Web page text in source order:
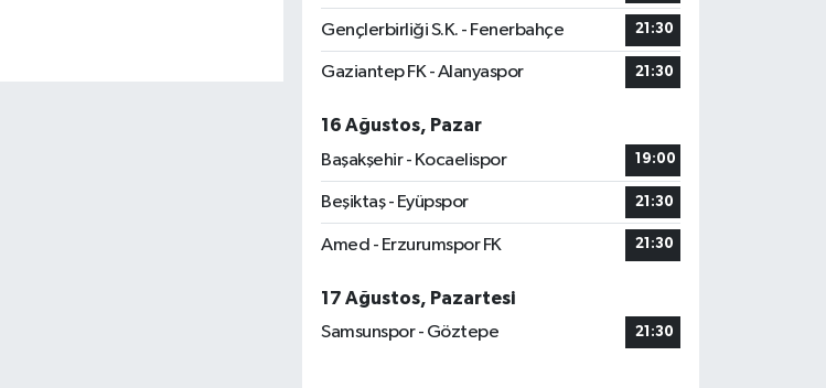
Gençlerbirliği S.K. - Fenerbahçe 21:30
Gaziantep FK - Alanyaspor 21:30
16 Ağustos, Pazar
Başakşehir - Kocaelispor
19:00
Beşiktaş - Eyüpspor 21:30
Amed - Erzurumspor FK 21:30
17 Ağustos, Pazartesi
Samsunspor - Göztepe
21:30